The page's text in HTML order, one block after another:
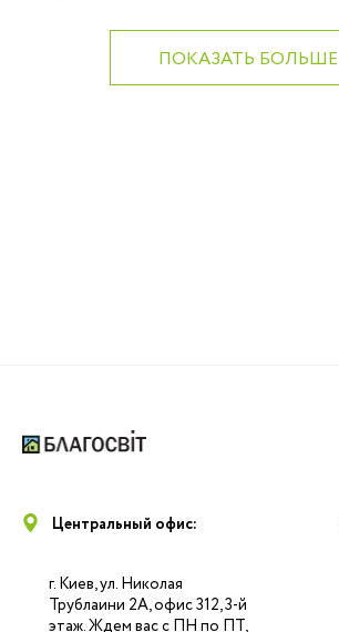
ПОКАЗАТЬ БОЛЬШЕ
Центральный офис:
г. Киев, ул. Николая
Трублаини 2А, офис 312, 3-й
этаж. Ждем вас с ПН по ПТ,